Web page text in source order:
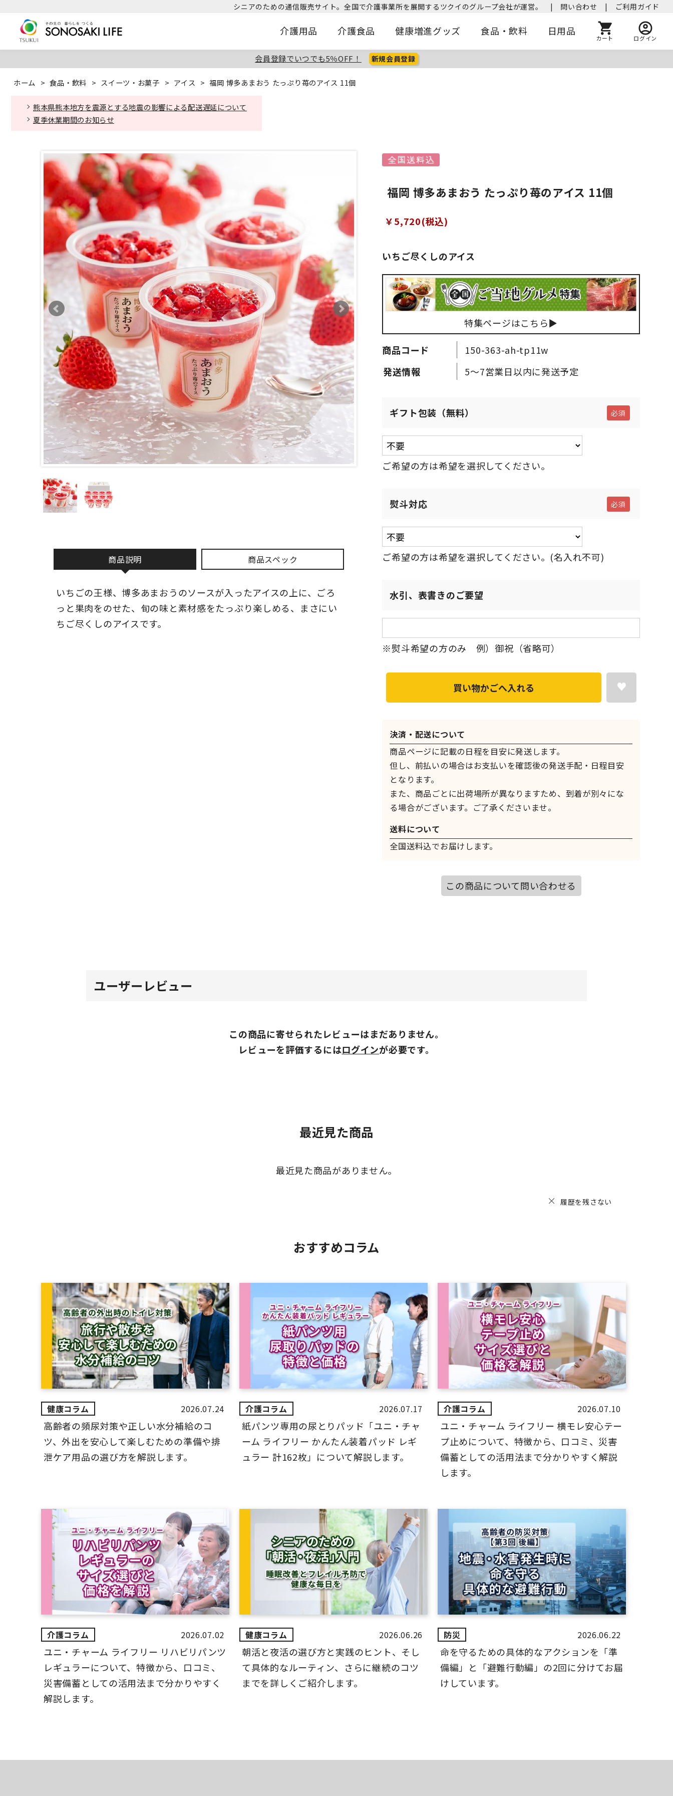
シニアのための通信販売サイト。全国で介護事業所を展開するツクイのグループ会社が運営。 | 問い合わせ | ご利用ガイド
介護用品 介護食品 健康増進グッズ 食品・飲料 日用品
カート ログイン
会員登録でいつでも5％OFF！ 新規会員登録
ホーム > 食品・飲料 > スイーツ・お菓子 > アイス > 福岡 博多あまおう たっぷり苺のアイス 11個
熊本県熊本地方を震源とする地震の影響による配送遅延について
夏季休業期間のお知らせ
商品説明 商品スペック
いちごの王様、博多あまおうのソースが入ったアイスの上に、ごろ
っと果肉をのせた、旬の味と素材感をたっぷり楽しめる、まさにい
ちご尽くしのアイスです。
いちご尽くしのアイス
福岡 博多あまおう たっぷり苺のアイス 11個
￥5,720(税込)
商品コード
150-363-ah-tp11w
5～7営業日以内に発送予定
ギフト包装（無料）
ご希望の方は希望を選択してください。
熨斗対応
ご希望の方は希望を選択してください。(名入れ不可)
水引、表書きのご要望
※熨斗希望の方のみ 例）御祝（省略可）
決済・配送について
商品ページに記載の日程を目安に発送します。
但し、前払いの場合はお支払いを確認後の発送手配・日程目安
となります。
また、商品ごとに出荷場所が異なりますため、到着が別々にな
る場合がございます。ご了承くださいませ。
送料について
全国送料込でお届けします。
特集ページはこちら▶
買い物かごへ入れる
この商品について問い合わせる
ユーザーレビュー
この商品に寄せられたレビューはまだありません。
レビューを評価するにはログインが必要です。
最近見た商品
最近見た商品がありません。
履歴を残さない
おすすめコラム
2026.07.24
高齢者の頻尿対策や正しい水分補給のコ
ツ、外出を安心して楽しむための準備や排
泄ケア用品の選び方を解説します。
2026.07.17
紙パンツ専用の尿とりパッド「ユニ・チャ
ーム ライフリー かんたん装着パッド レギ
ュラー 計162枚」について解説します。
2026.07.10
ユニ・チャーム ライフリー 横モレ安心テー
プ止めについて、特徴から、口コミ、災害
備蓄としての活用法まで分かりやすく解説
します。
2026.07.02
ユニ・チャーム ライフリー リハビリパンツ
レギュラーについて、特徴から、口コミ、
災害備蓄としての活用法まで分かりやすく
解説します。
2026.06.26
朝活と夜活の選び方と実践のヒント、そし
て具体的なルーティン、さらに継続のコツ
までを詳しくご紹介します。
2026.06.22
命を守るための具体的なアクションを「準
備編」と「避難行動編」の2回に分けてお届
けしています。